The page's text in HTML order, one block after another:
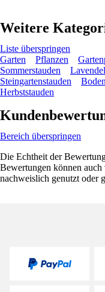
Weitere
Liste überspringen
Garten
Pflanzen
Sommerstauden
Lavendel
Steingartenstauden
Herbststauden
Bereich überspringen
Die Echtheit der
Bewertungen können
nachweislich genutzt oder